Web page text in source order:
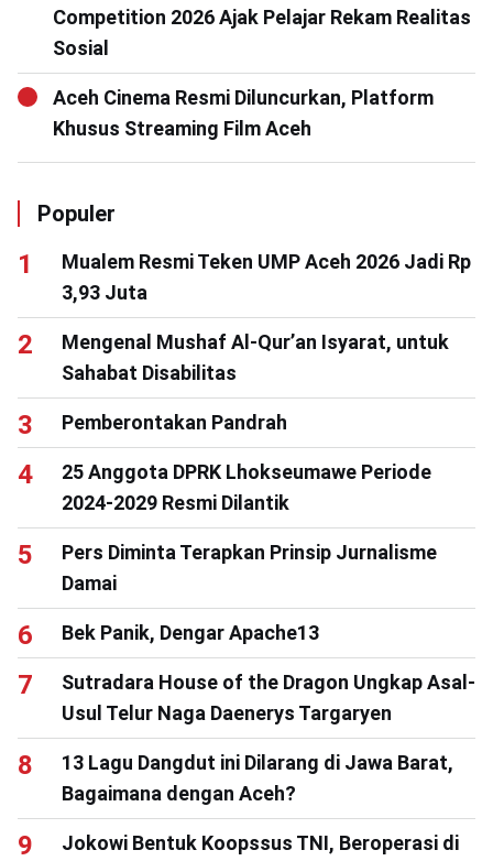
Competition 2026 Ajak Pelajar Rekam Realitas
Sosial
Aceh Cinema Resmi Diluncurkan, Platform
Khusus Streaming Film Aceh
Populer
Mualem Resmi Teken UMP Aceh 2026 Jadi Rp
3,93 Juta
Mengenal Mushaf Al-Qur’an Isyarat, untuk
Sahabat Disabilitas
Pemberontakan Pandrah
25 Anggota DPRK Lhokseumawe Periode
2024-2029 Resmi Dilantik
Pers Diminta Terapkan Prinsip Jurnalisme
Damai
Bek Panik, Dengar Apache13
Sutradara House of the Dragon Ungkap Asal-
Usul Telur Naga Daenerys Targaryen
13 Lagu Dangdut ini Dilarang di Jawa Barat,
Bagaimana dengan Aceh?
Jokowi Bentuk Koopssus TNI, Beroperasi di